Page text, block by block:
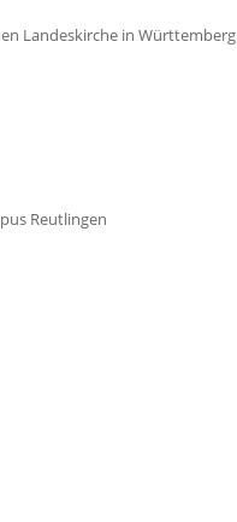
Landeskirche in Württemberg
Reutlingen